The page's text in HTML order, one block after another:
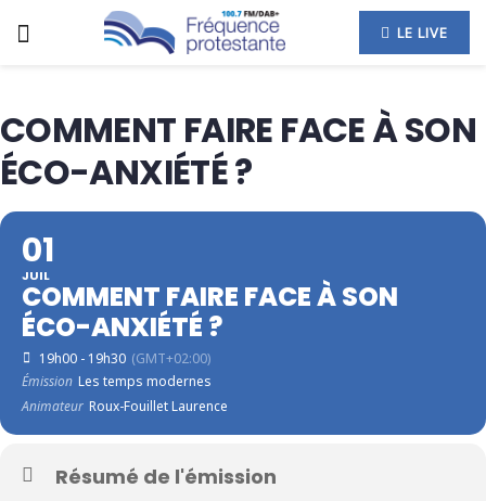
LE LIVE
COMMENT FAIRE FACE À SON
ÉCO-ANXIÉTÉ ?
01
JUIL
COMMENT FAIRE FACE À SON
ÉCO-ANXIÉTÉ ?
19h00 - 19h30 (GMT+02:00)
Émission Les temps modernes
Animateur Roux-Fouillet Laurence
Résumé de l'émission